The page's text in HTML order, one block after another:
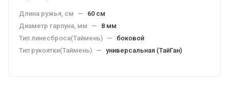
Длина ружья, см —
60 см
Диаметр гарпуна, мм
—
8 мм
Тип линесброса(Таймень) —
боковой
Тип рукоятки(Таймень) — универсальная (ТайГан)